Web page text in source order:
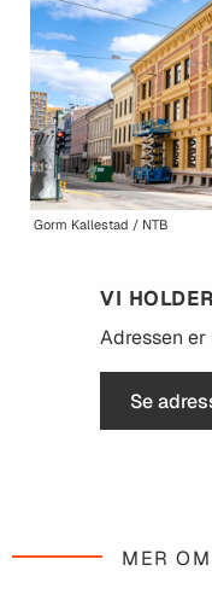
Gorm Kallestad / NTB
VI
Adressen
Se
MER